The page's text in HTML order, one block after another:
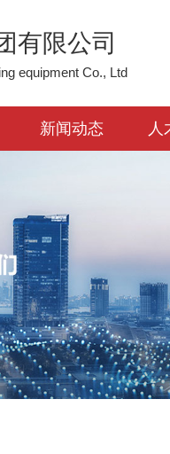
有限公司
equipment Co., Ltd
新闻动态 人